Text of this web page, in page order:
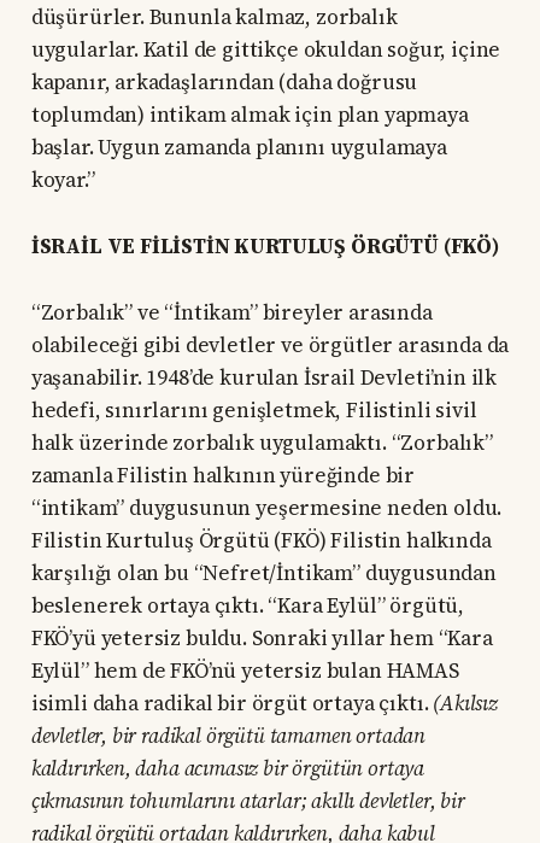
düşürürler. Bununla kalmaz, zorbalık
uygularlar. Katil de gittikçe okuldan soğur, içine
kapanır, arkadaşlarından (daha doğrusu
toplumdan) intikam almak için plan yapmaya
başlar. Uygun zamanda planını uygulamaya
koyar.”
İSRAİL VE FİLİSTİN KURTULUŞ ÖRGÜTÜ (FKÖ)
“Zorbalık” ve “İntikam” bireyler arasında
olabileceği gibi devletler ve örgütler arasında da
yaşanabilir. 1948’de kurulan İsrail Devleti’nin ilk
hedefi, sınırlarını genişletmek, Filistinli sivil
halk üzerinde zorbalık uygulamaktı. “Zorbalık”
zamanla Filistin halkının yüreğinde bir
“intikam” duygusunun yeşermesine neden oldu.
Filistin Kurtuluş Örgütü (FKÖ) Filistin halkında
karşılığı olan bu “Nefret/İntikam” duygusundan
beslenerek ortaya çıktı. “Kara Eylül” örgütü,
FKÖ’yü yetersiz buldu. Sonraki yıllar hem “Kara
Eylül” hem de FKÖ’nü yetersiz bulan HAMAS
isimli daha radikal bir örgüt ortaya çıktı.(Akılsız
devletler, bir radikal örgütü tamamen ortadan
kaldırırken, daha acımasız bir örgütün ortaya
çıkmasının tohumlarını atarlar; akıllı devletler, bir
radikal örgütü ortadan kaldırırken, daha kabul